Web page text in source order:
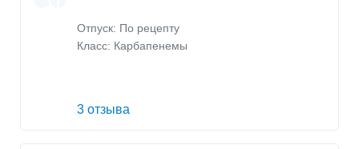
Отпуск: По рецепту
Класс: Карбапенемы
3 отзыва